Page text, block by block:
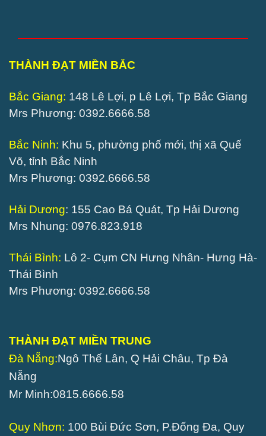
THÀNH ĐẠT MIỀN BẮC
Bắc Giang: 148 Lê Lợi, p Lê Lợi, Tp Bắc Giang
Mrs Phương: 0392.6666.58
Bắc Ninh: Khu 5, phường phố mới, thị xã Quế
Võ, tỉnh Bắc Ninh
Mrs Phương: 0392.6666.58
Hải Dương: 155 Cao Bá Quát, Tp Hải Dương
Mrs Nhung: 0976.823.918
Thái Bình: Lô 2- Cụm CN Hưng Nhân- Hưng Hà-
Thái Bình
Mrs Phương: 0392.6666.58
THÀNH ĐẠT MIỀN TRUNG
Đà Nẵng:Ngô Thế Lân, Q Hải Châu, Tp Đà
Nẵng
Mr Minh:0815.6666.58
Quy Nhơn: 100 Bùi Đức Sơn, P.Đống Đa, Quy